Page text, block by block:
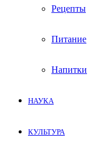
Рецепты
Питание
Напитки
НАУКА
КУЛЬТУРА